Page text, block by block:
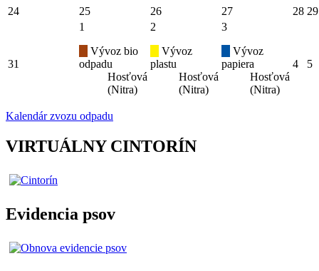
24 25 26 27 28 29
31
1
Vývoz bio
odpadu
Hosťová
(Nitra)
2
Vývoz
plastu
Hosťová
(Nitra)
3
Vývoz
papiera
Hosťová
(Nitra)
4 5
Kalendár zvozu odpadu
VIRTUÁLNY CINTORÍN
Evidencia psov